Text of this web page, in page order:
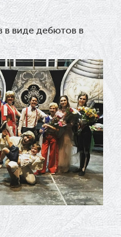
в виде дебютов в